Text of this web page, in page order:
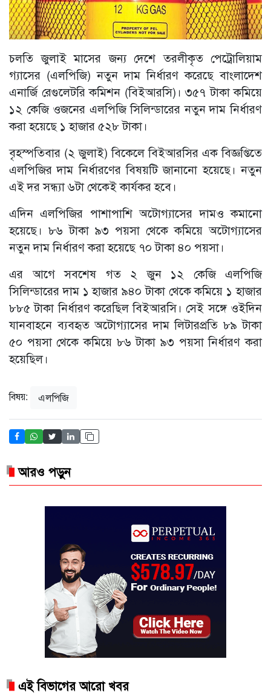
চলতি জুলাই মাসের জন্য দেশে তরলীকৃত পেট্রোলিয়াম
গ্যাসের (এলপিজি) নতুন দাম নির্ধারণ করেছে বাংলাদেশ
এনার্জি রেগুলেটরি কমিশন (বিইআরসি)। ৩৫৭ টাকা কমিয়ে
১২ কেজি ওজনের এলপিজি সিলিন্ডারের নতুন দাম নির্ধারণ
করা হয়েছে ১ হাজার ৫২৮ টাকা।
বৃহস্পতিবার (২ জুলাই) বিকেলে বিইআরসির এক বিজ্ঞপ্তিতে
এলপিজির দাম নির্ধারণের বিষয়টি জানানো হয়েছে। নতুন
এই দর সন্ধ্যা ৬টা থেকেই কার্যকর হবে।
এদিন এলপিজির পাশাপাশি অটোগ্যাসের দামও কমানো
হয়েছে। ৮৬ টাকা ৯৩ পয়সা থেকে কমিয়ে অটোগ্যাসের
নতুন দাম নির্ধারণ করা হয়েছে ৭০ টাকা ৪০ পয়সা।
এর আগে সবশেষ গত ২ জুন ১২ কেজি এলপিজি
সিলিন্ডারের দাম ১ হাজার ৯৪০ টাকা থেকে কমিয়ে ১ হাজার
৮৮৫ টাকা নির্ধারণ করেছিল বিইআরসি। সেই সঙ্গে ওইদিন
যানবাহনে ব্যবহৃত অটোগ্যাসের দাম লিটারপ্রতি ৮৯ টাকা
৫০ পয়সা থেকে কমিয়ে ৮৬ টাকা ৯৩ পয়সা নির্ধারণ করা
হয়েছিল।
বিষয়: এলপিজি
আরও পড়ুন
এই বিভাগের আরো খবর